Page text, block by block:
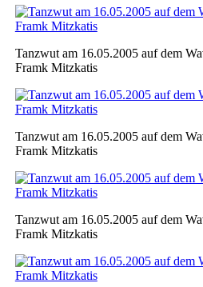
Tanzwut am 16.05.2005 auf dem
Framk Mitzkatis
Tanzwut am 16.05.2005 auf dem
Framk Mitzkatis
Tanzwut am 16.05.2005 auf dem
Framk Mitzkatis